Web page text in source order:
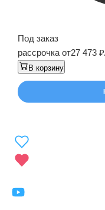
Под заказ
рассрочка от27 473
В корзину